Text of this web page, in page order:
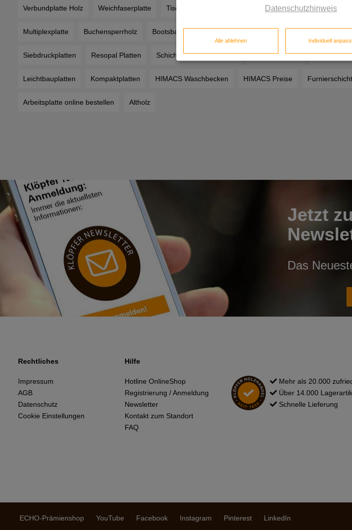
Verbundplatte Holz Weichfaserplatte Tischlerplatte weiß beschichtet Tischlerplatte Eiche
Multiplexplatte Buchensperrholz Bootsbausperrholz Preis Birkensperrholz
Siebdruckplatten Resopal Platten Schichtstoffplatten Preise Sandwichplatte Resopal
Leichtbauplatten Kompaktplatten HIMACS Waschbecken HIMACS Preise
Arbeitsplatte online bestellen Altholz
Jetzt
Das
Rechtliches
Impressum
AGB
Datenschutz
Cookie Einstellungen
Hilfe
Hotline OnlineShop
Registrierung / Anmeldung
Newsletter
Kontakt zum Standort
FAQ
Mehr als 20.000
Über 14.000
Schnelle Lieferung
ECHO-Prämienshop YouTube Facebook Instagram Pinterest LinkedIn
Datenschutzhinweis
Alle ablehnen Individuell